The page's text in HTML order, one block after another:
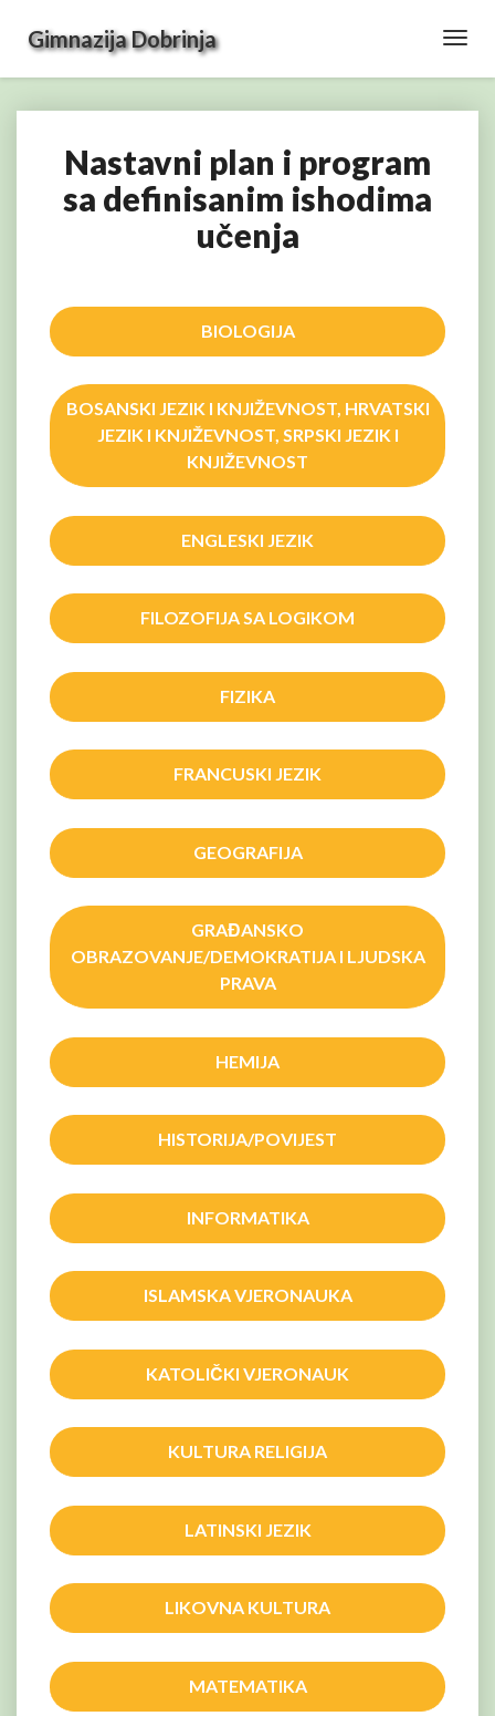
Gimnazija Dobrinja
Nastavni
plan
program
sa
učenja
Nastavni plan i program
sa definisanim ishodima
učenja
BIOLOGIJA
BOSANSKI JEZIK I KNJIŽEVNOST, HRVATSKI
JEZIK I KNJIŽEVNOST, SRPSKI JEZIK I
KNJIŽEVNOST
ENGLESKI JEZIK
FILOZOFIJA SA LOGIKOM
FIZIKA
FRANCUSKI JEZIK
GEOGRAFIJA
GRAĐANSKO
OBRAZOVANJE/DEMOKRATIJA I LJUDSKA
PRAVA
HEMIJA
HISTORIJA/POVIJEST
INFORMATIKA
ISLAMSKA VJERONAUKA
KATOLIČKI VJERONAUK
KULTURA RELIGIJA
LATINSKI JEZIK
LIKOVNA KULTURA
MATEMATIKA